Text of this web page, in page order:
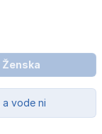
Ženska
vode ni